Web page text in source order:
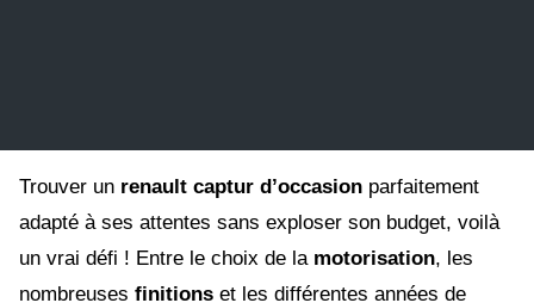
Trouver un renault captur d’occasion parfaitement
adapté à ses attentes sans exploser son budget, voilà
un vrai défi ! Entre le choix de la motorisation, les
nombreuses finitions et les différentes années de